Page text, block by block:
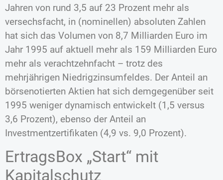
Jahren von rund 3,5 auf 23 Prozent mehr als
versechsfacht, in (nominellen) absoluten Zahlen
hat sich das Volumen von 8,7 Milliarden Euro im
Jahr 1995 auf aktuell mehr als 159 Milliarden Euro
mehr als verachtzehnfacht – trotz des
mehrjährigen Niedrigzinsumfeldes. Der Anteil an
börsenotierten Aktien hat sich demgegenüber seit
1995 weniger dynamisch entwickelt (1,5 versus
3,6 Prozent), ebenso der Anteil an
Investmentzertifikaten (4,9 vs. 9,0 Prozent).
ErtragsBox „Start“ mit
Kapitalschutz